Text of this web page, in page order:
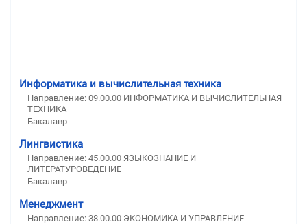
Информатика и вычислительная техника
Направление: 09.00.00 ИНФОРМАТИКА И ВЫЧИСЛИТЕЛЬНАЯ
ТЕХНИКА
Бакалавр
Лингвистика
Направление: 45.00.00 ЯЗЫКОЗНАНИЕ И
ЛИТЕРАТУРОВЕДЕНИЕ
Бакалавр
Менеджмент
Направление: 38.00.00 ЭКОНОМИКА И УПРАВЛЕНИЕ